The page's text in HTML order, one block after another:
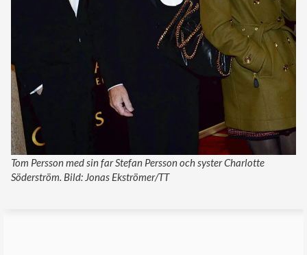
Tom Persson med sin far Stefan Persson och syster Charlotte
Söderström. Bild: Jonas Ekströmer/TT